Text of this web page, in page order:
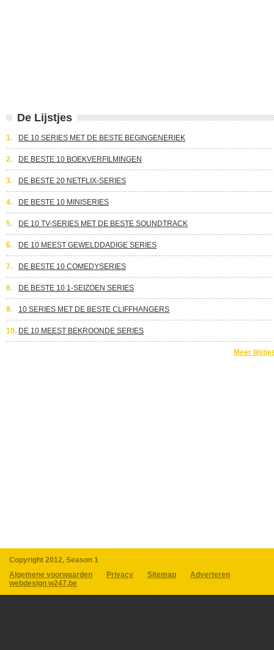
De Lijstjes
1. DE 10 SERIES MET DE BESTE BEGINGENERIEK
2. DE BESTE 10 BOEKVERFILMINGEN
3. DE BESTE 20 NETFLIX-SERIES
4. DE BESTE 10 MINISERIES
5. DE 10 TV-SERIES MET DE BESTE SOUNDTRACK
6. DE 10 MEEST GEWELDDADIGE SERIES
7. DE BESTE 10 COMEDYSERIES
8. DE BESTE 10 1-SEIZOEN SERIES
9. 10 SERIES MET DE BESTE CLIFFHANGERS
10. DE 10 MEEST BEKROONDE SERIES
Meer
Copyright 2012, Season 1
Algemene voorwaarden
Privacy Sitemap
Adverteren
webdesign w247.be